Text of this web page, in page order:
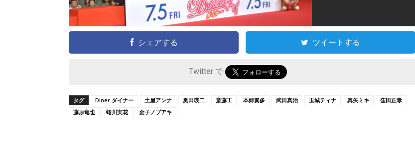
シェアする ツイートする
Twitter で
タグ Diner ダイナー 土屋アンナ 奥田瑛二 斎藤工 本郷奏多 武田真治 玉城ティナ 真矢ミキ
窪田正孝
藤原竜也
蜷川実花 金子ノブアキ